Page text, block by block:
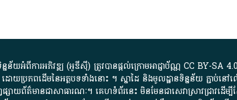
ន័យ​អំពី​ការអភិវឌ្ឍ​​ (អូ​ឌី​ស៊ី)​ ត្រូវ​បាន​ផ្តល់​ក្រោម​អាជ្ញាប័ណ្ណ​ CC BY-SA 4.0
ោយ​ប្រភពដើម​នៃ​​អត្ថបទទាំង​នោះ​ ។​ ស្នាដៃ​ និង​មូលដ្ឋាន​ទិន្នន័យ ​ភ្ជា
ត៌មាន​ជា​សាធារណៈ​។​ គេហទំព័រ​នេះ​ មិនមែន​ជា​សេវា​ស្រាវជ្រាវ​ដើម្បី​